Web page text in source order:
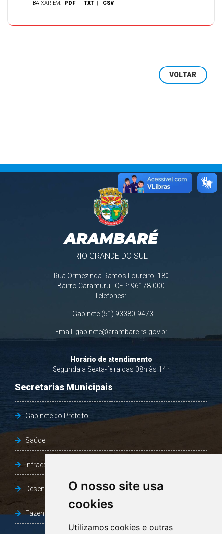
O nosso site usa
cookies
Utilizamos cookies e outras
BAIXAR EM: PDF |TXT | CSV
VOLTAR
ARAMBARÉ
RIO GRANDE DO SUL
Rua Ormezinda Ramos Loureiro, 180
Bairro Caramuru - CEP: 96178-000
Telefones:
- Gabinete (51) 93380-9473
Email: gabinete@arambare.rs.gov.br
Horário de atendimento
Segunda a Sexta-feira das 08h às 14h
Secretarias Municipais
Gabinete do Prefeito
Saúde
Infraestrutura, Agricultura e Meio Ambiente
Desenvolvimento Social
Fazenda e Desenvolvimento Econômico